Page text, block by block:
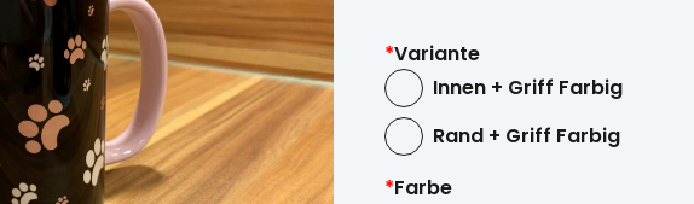
*Variante
Innen + Griff Farbig
Rand + Griff Farbig
*Farbe